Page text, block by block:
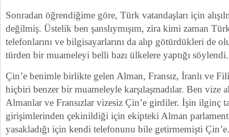
Sonradan öğrendiğime göre, Türk vatandaşları için
değilmiş. Üstelik ben şanslıymışım, zira kimi zaman
telefonlarını ve bilgisayarlarını da alıp götürdükleri de
türden bir muameleyi belli bazı ülkelere yaptığı söylendi.
Çin’e benimle birlikte gelen Alman, Fransız, İranlı ve
hiçbiri benzer bir muameleyle karşılaşmadılar. Ben vize
Almanlar ve Fransızlar vizesiz Çin’e girdiler. İşin ilginç
girişimlerinden çekinildiği için ekipteki Alman
yasakladığı için kendi telefonunu bile getirmemişti Çin’e.